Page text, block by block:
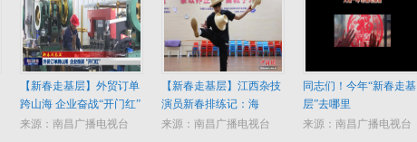
【新春走基层】外贸订单
跨山海 企业奋战“开门红”
来源：南昌广播电视台
【新春走基层】江西杂技
演员新春排练记：海
外“赶场”贺新春
来源：南昌广播电视台
同志们！今年“新春走基
层”去哪里
来源：南昌广播电视台